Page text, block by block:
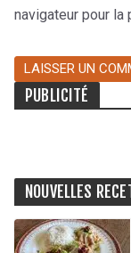
navigateur pour la
PUBLICITÉ
NOUVELLES